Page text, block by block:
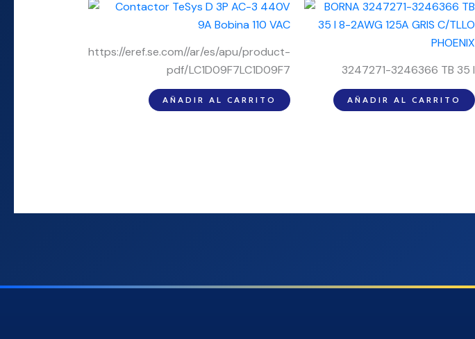
https://eref.se.com//ar/es/apu/product-
pdf/LC1D09F7LC1D09F7
AÑADIR AL CARRITO
3247271-3246366 TB 35 I
AÑADIR AL CARRITO